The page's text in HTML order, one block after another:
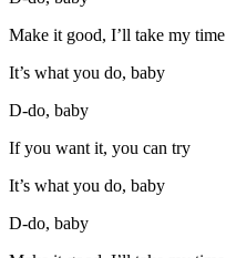
Make it good, I’ll take my time
It’s what you do, baby
D-do, baby
If you want it, you can try
It’s what you do, baby
D-do, baby